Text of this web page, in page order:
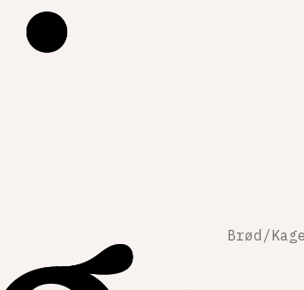
Brød/